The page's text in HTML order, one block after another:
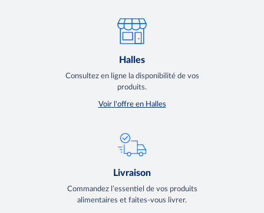
Halles
Consultez en ligne la disponibilité de vos
produits.
Voir l'offre en Halles
Livraison
Commandez l’essentiel de vos produits
alimentaires et faites-vous livrer.